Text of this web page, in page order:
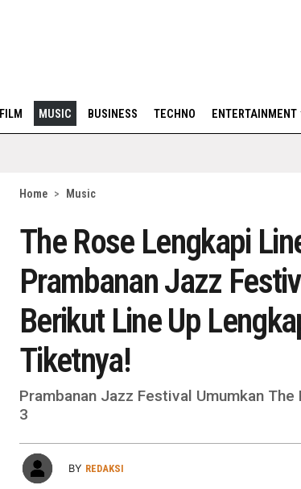
FILM MUSIC BUSINESS TECHNO ENTERTAINMENT
Home > Music
The Rose Lengkapi
Prambanan Jazz
Berikut Line Up
Tiketnya!
Prambanan Jazz Festival Umumkan The
3
BY REDAKSI